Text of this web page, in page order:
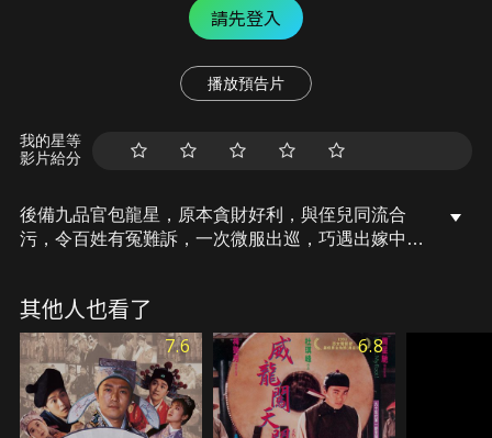
請先登入
播放預告片
我的星等
影片給分
後備九品官包龍星，原本貪財好利，與侄兒同流合
污，令百姓有冤難訴，一次微服出巡，巧遇出嫁中的
家，背負滅門罪名，面對權勢壓迫與黑白顛倒，包龍
星逐漸覺醒，決心為民伸冤，在公堂上展開一場機智
與正義的對決。
其他人也看了
7.6 6.8